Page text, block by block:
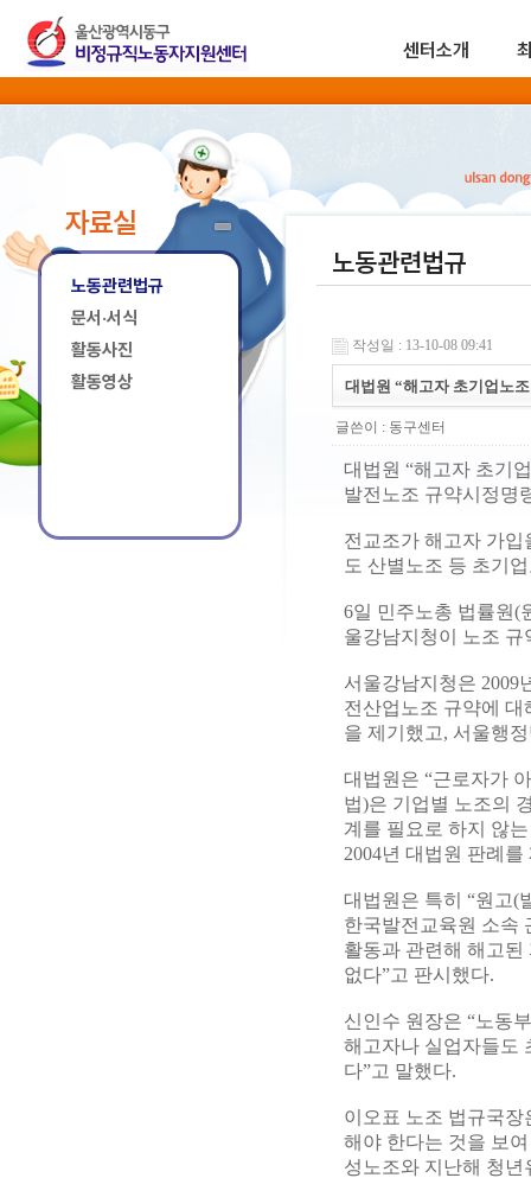
센터소개
자료실
노동관련법규
문서·서식
활동사진
활동영상
노동관련법규
작성일 : 13-10-08 09:41
대법원 “해고자 초기업노
글쓴이 : 동구센터
대법원 “해고자 초기
발전노조 규약시정명
전교조가 해고자 가
도 산별노조 등 초기
6일 민주노총 법률원(
울강남지청이 노조
서울강남지청은 2009
전산업노조 규약에
을 제기했고, 서울행
대법원은 “근로자가
법)은 기업별 노조의
계를 필요로 하지 않
2004년 대법원 판례를
대법원은 특히 “원고(
한국발전교육원 소속
활동과 관련해 해고된
없다”고 판시했다.
신인수 원장은 “노동
해고자나 실업자들도
다”고 말했다.
이오표 노조 법규국
해야 한다는 것을 보
성노조와 지난해 청